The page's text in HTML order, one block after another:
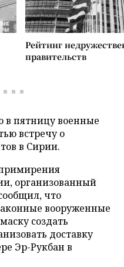
Рейтинг
правительств
в пятницу военные
встречу о
в Сирии.
организованный
что
вооруженные
создать
доставку
Эр-Рукбан в